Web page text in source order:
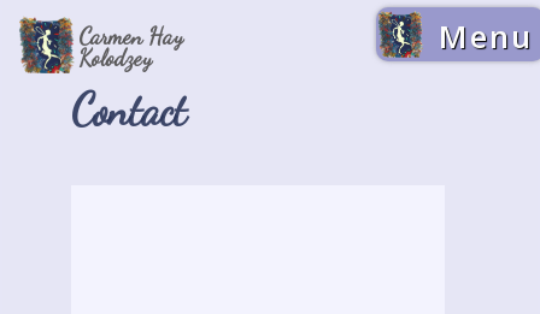
Carmen Hay
Kolodzey
Menu
Contact